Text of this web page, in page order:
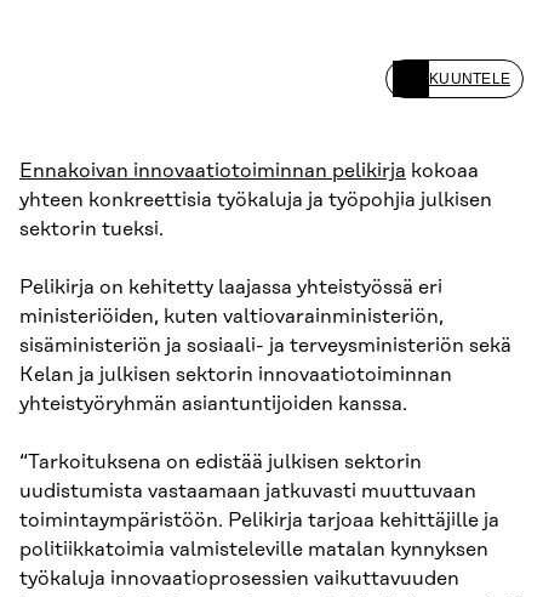
KUUNTELE
Ennakoivan innovaatiotoiminnan pelikirja kokoaa
yhteen konkreettisia työkaluja ja työpohjia julkisen
sektorin tueksi.
Pelikirja on kehitetty laajassa yhteistyössä eri
ministeriöiden, kuten valtiovarainministeriön,
sisäministeriön ja sosiaali- ja terveysministeriön sekä
Kelan ja julkisen sektorin innovaatiotoiminnan
yhteistyöryhmän asiantuntijoiden kanssa.
“Tarkoituksena on edistää julkisen sektorin
uudistumista vastaamaan jatkuvasti muuttuvaan
toimintaympäristöön. Pelikirja tarjoaa kehittäjille ja
politiikkatoimia valmisteleville matalan kynnyksen
työkaluja innovaatioprosessien vaikuttavuuden